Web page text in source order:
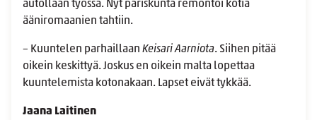
autollaan työssä. Nyt pariskunta remontoi kotia
ääniromaanien tahtiin.
– Kuuntelen parhaillaan Keisari Aarniota. Siihen pitää
oikein keskittyä. Joskus en oikein malta lopettaa
kuuntelemista kotonakaan. Lapset eivät tykkää.
Jaana Laitinen